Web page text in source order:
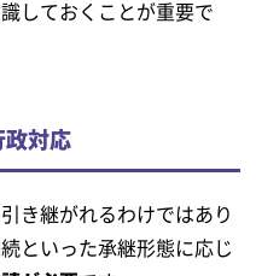
しておくことが重要で
対応
き継がれるわけではあり
といった承継形態に応じ